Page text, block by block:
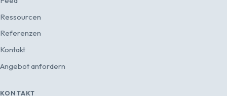
Ressourcen
Referenzen
Kontakt
Angebot anfordern
KONTAKT